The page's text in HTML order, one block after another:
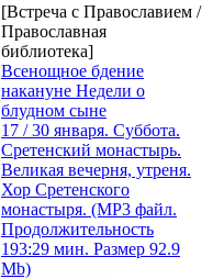
[Встреча с Православием /
Православная
библиотека]
Всенощное бдение
накануне Недели о
блудном сыне
17 / 30 января. Суббота.
Сретенский монастырь.
Великая вечерня, утреня.
Хор Сретенского
монастыря. (MP3 файл.
Продолжительность
193:29 мин. Размер 92.9
Mb)